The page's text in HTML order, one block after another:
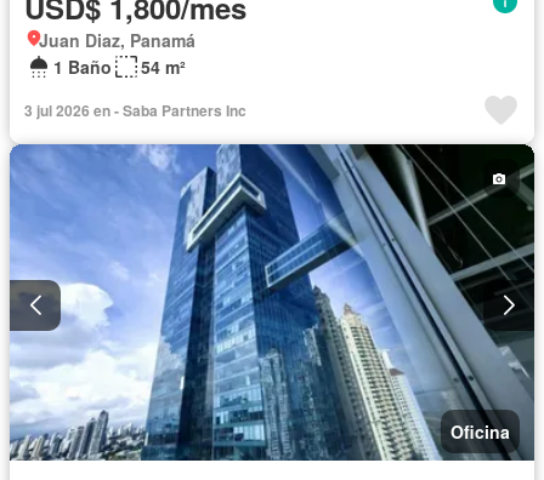
Juan Diaz, Panamá
1 Baño
54 m²
3 jul 2026 en - Saba Partners Inc
Oficina